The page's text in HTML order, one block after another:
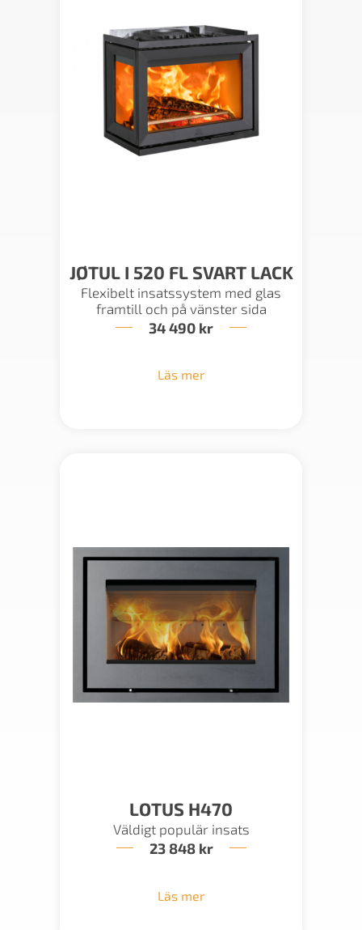
JØTUL I 520 FL SVART LACK
Flexibelt insatssystem med glas
framtill och på vänster sida
34 490 kr
Läs mer
LOTUS H470
Väldigt populär insats
23 848 kr
Läs mer